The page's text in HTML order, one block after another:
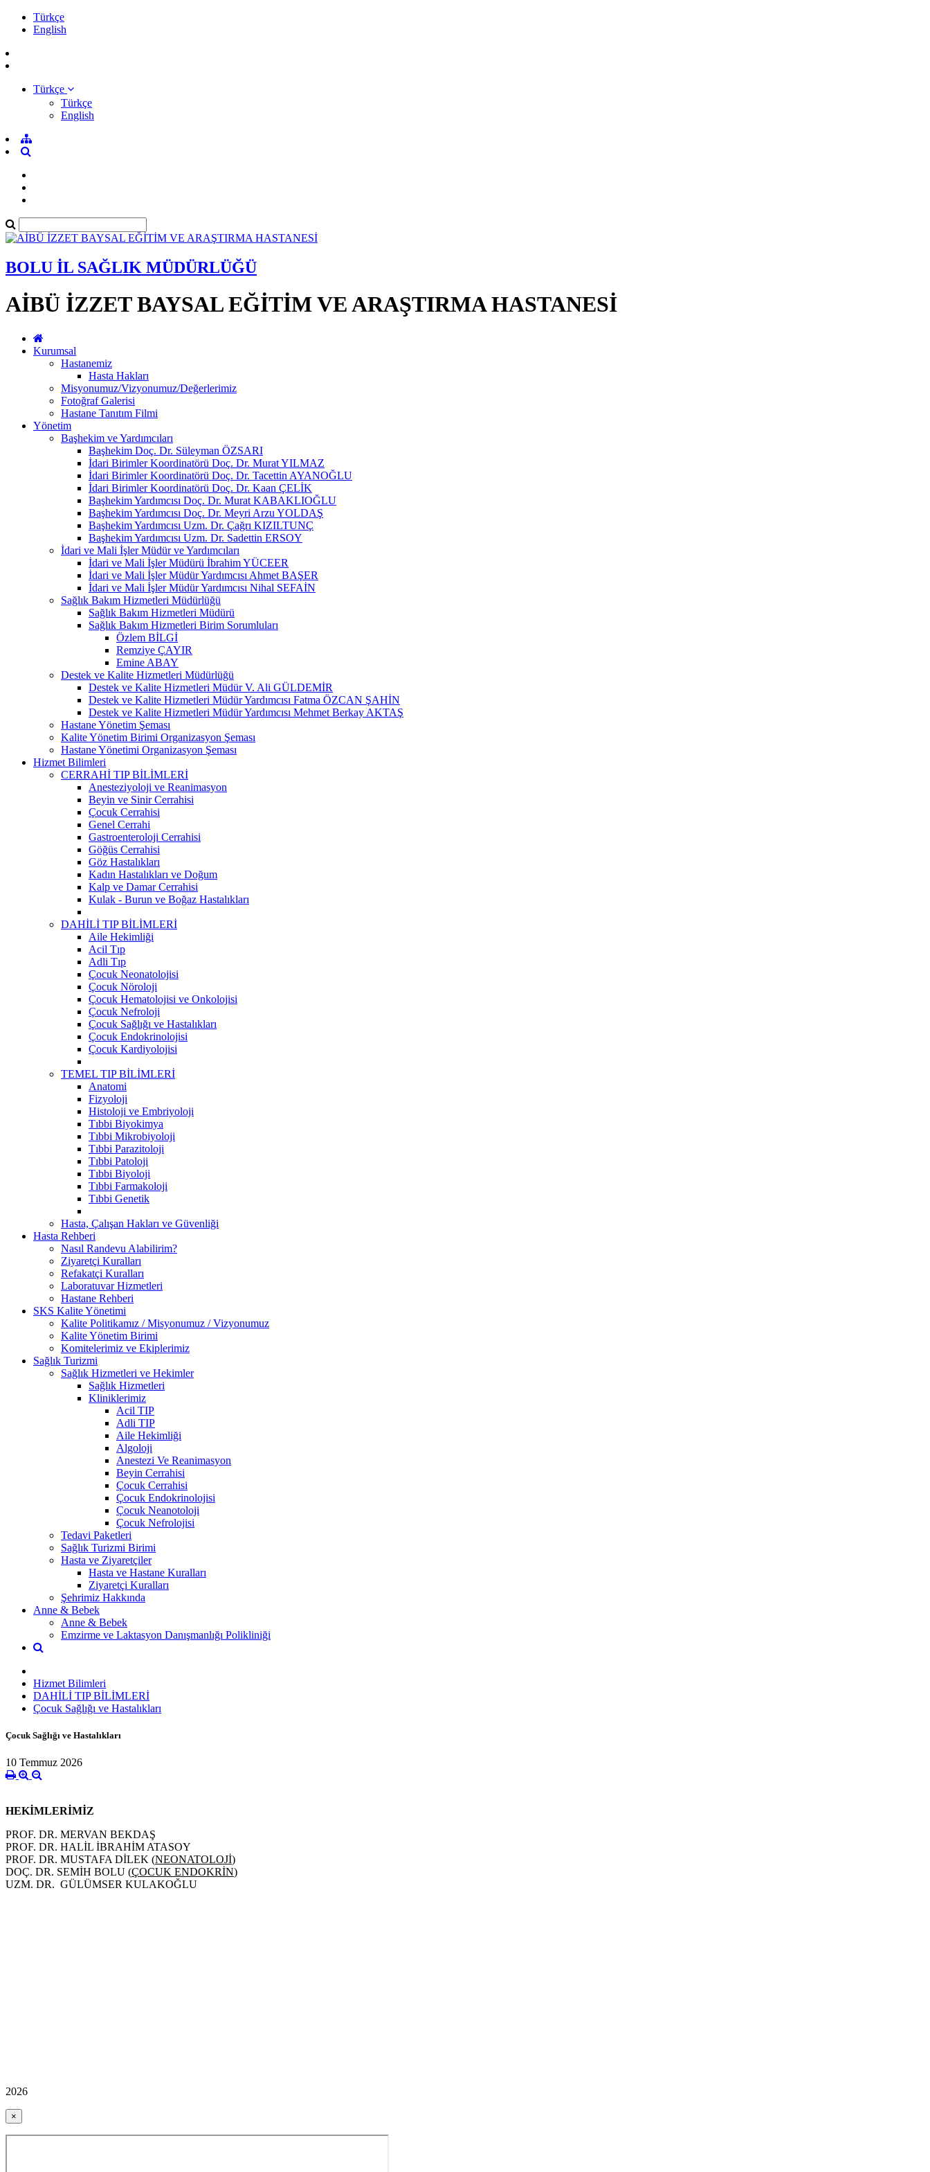
Türkçe
English
Türkçe
Türkçe
English
BOLU İL SAĞLIK MÜDÜRLÜĞÜ
AİBÜ İZZET BAYSAL EĞİTİM VE ARAŞTIRMA HASTANESİ
Kurumsal
Hastanemiz
Hasta Hakları
Misyonumuz/Vizyonumuz/Değerlerimiz
Fotoğraf Galerisi
Hastane Tanıtım Filmi
Yönetim
Başhekim ve Yardımcıları
Başhekim Doç. Dr. Süleyman ÖZSARI
İdari Birimler Koordinatörü Doç. Dr. Murat YILMAZ
İdari Birimler Koordinatörü Doç. Dr. Tacettin AYANOĞLU
İdari Birimler Koordinatörü Doç. Dr. Kaan ÇELİK
Başhekim Yardımcısı Doç. Dr. Murat KABAKLIOĞLU
Başhekim Yardımcısı Doç. Dr. Meyri Arzu YOLDAŞ
Başhekim Yardımcısı Uzm. Dr. Çağrı KIZILTUNÇ
Başhekim Yardımcısı Uzm. Dr. Sadettin ERSOY
İdari ve Mali İşler Müdür ve Yardımcıları
İdari ve Mali İşler Müdürü İbrahim YÜCEER
İdari ve Mali İşler Müdür Yardımcısı Ahmet BAŞER
İdari ve Mali İşler Müdür Yardımcısı Nihal SEFAİN
Sağlık Bakım Hizmetleri Müdürlüğü
Sağlık Bakım Hizmetleri Müdürü
Sağlık Bakım Hizmetleri Birim Sorumluları
Özlem BİLGİ
Remziye ÇAYIR
Emine ABAY
Destek ve Kalite Hizmetleri Müdürlüğü
Destek ve Kalite Hizmetleri Müdür V. Ali GÜLDEMİR
Destek ve Kalite Hizmetleri Müdür Yardımcısı Fatma ÖZCAN ŞAHİN
Destek ve Kalite Hizmetleri Müdür Yardımcısı Mehmet Berkay AKTAŞ
Hastane Yönetim Şeması
Kalite Yönetim Birimi Organizasyon Şeması
Hastane Yönetimi Organizasyon Şeması
Hizmet Bilimleri
CERRAHİ TIP BİLİMLERİ
Anesteziyoloji ve Reanimasyon
Beyin ve Sinir Cerrahisi
Çocuk Cerrahisi
Genel Cerrahi
Gastroenteroloji Cerrahisi
Göğüs Cerrahisi
Göz Hastalıkları
Kadın Hastalıkları ve Doğum
Kalp ve Damar Cerrahisi
Kulak - Burun ve Boğaz Hastalıkları
DAHİLİ TIP BİLİMLERİ
Aile Hekimliği
Acil Tıp
Adli Tıp
Çocuk Neonatolojisi
Çocuk Nöroloji
Çocuk Hematolojisi ve Onkolojisi
Çocuk Nefroloji
Çocuk Sağlığı ve Hastalıkları
Çocuk Endokrinolojisi
Çocuk Kardiyolojisi
TEMEL TIP BİLİMLERİ
Anatomi
Fizyoloji
Histoloji ve Embriyoloji
Tıbbi Biyokimya
Tıbbi Mikrobiyoloji
Tıbbi Parazitoloji
Tıbbi Patoloji
Tıbbi Biyoloji
Tıbbi Farmakoloji
Tıbbi Genetik
Hasta, Çalışan Hakları ve Güvenliği
Hasta Rehberi
Nasıl Randevu Alabilirim?
Ziyaretçi Kuralları
Refakatçi Kuralları
Laboratuvar Hizmetleri
Hastane Rehberi
SKS Kalite Yönetimi
Kalite Politikamız / Misyonumuz / Vizyonumuz
Kalite Yönetim Birimi
Komitelerimiz ve Ekiplerimiz
Sağlık Turizmi
Sağlık Hizmetleri ve Hekimler
Sağlık Hizmetleri
Kliniklerimiz
Acil TIP
Adli TIP
Aile Hekimliği
Algoloji
Anestezi Ve Reanimasyon
Beyin Cerrahisi
Çocuk Cerrahisi
Çocuk Endokrinolojisi
Çocuk Neanotoloji
Çocuk Nefrolojisi
Tedavi Paketleri
Sağlık Turizmi Birimi
Hasta ve Ziyaretçiler
Hasta ve Hastane Kuralları
Ziyaretçi Kuralları
Şehrimiz Hakkında
Anne & Bebek
Anne & Bebek
Emzirme ve Laktasyon Danışmanlığı Polikliniği
Hizmet Bilimleri
DAHİLİ TIP BİLİMLERİ
Çocuk Sağlığı ve Hastalıkları
Çocuk Sağlığı ve Hastalıkları
10 Temmuz 2026
HEKİMLERİMİZ
PROF. DR. MERVAN BEKDAŞ
PROF. DR. HALİL İBRAHİM ATASOY
PROF. DR. MUSTAFA DİLEK (NEONATOLOJİ)
DOÇ. DR. SEMİH BOLU (ÇOCUK ENDOKRİN)
UZM. DR. GÜLÜMSER KULAKOĞLU
2026
×